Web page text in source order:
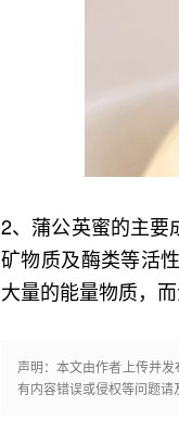
2、蒲公英蜜的主要
矿物质及酶类等活
大量的能量物质，
声明：本文由作者上传并
有内容错误或侵权等问题请